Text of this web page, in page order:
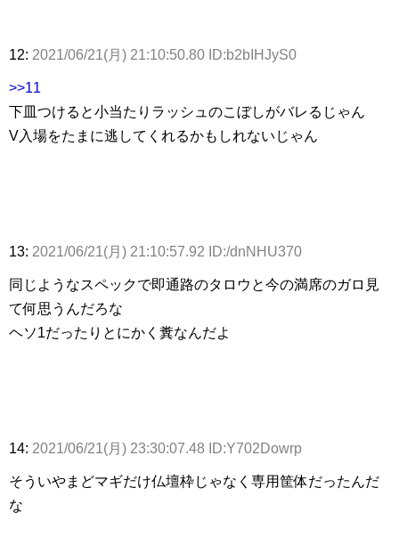
12: 2021/06/21(月) 21:10:50.80 ID:b2bIHJyS0
>>11
下皿つけると小当たりラッシュのこぼしがバレるじゃん
V入場をたまに逃してくれるかもしれないじゃん
13: 2021/06/21(月) 21:10:57.92 ID:/dnNHU370
同じようなスペックで即通路のタロウと今の満席のガロ見
て何思うんだろな
ヘソ1だったりとにかく糞なんだよ
14: 2021/06/21(月) 23:30:07.48 ID:Y702Dowrp
そういやまどマギだけ仏壇枠じゃなく専用筐体だったんだ
な